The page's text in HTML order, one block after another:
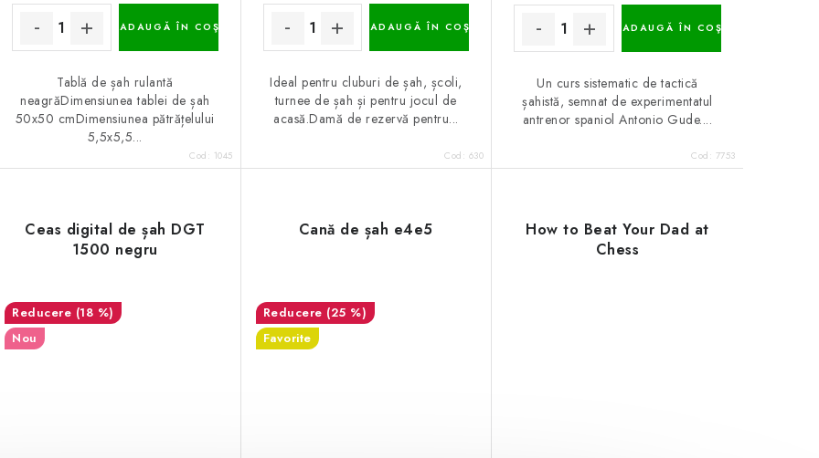
ADAUGĂ ÎN COŞ
Tablă de șah rulantă
neagrăDimensiunea tablei de șah
50x50 cmDimensiunea pătrățelului
5,5x5,5...
Cod: 1045
ADAUGĂ ÎN COŞ
Ideal pentru cluburi de șah, școli,
turnee de șah și pentru jocul de
acasă.Damă de rezervă pentru...
Cod: 630
ADAUGĂ ÎN COŞ
Un curs sistematic de tactică
șahistă, semnat de experimentatul
antrenor spaniol Antonio Gude....
Cod: 7753
Ceas digital de șah DGT
1500 negru
(18 %)
Nou
Cană de șah e4e5
(25 %)
Favorite
How to Beat Your Dad at
Chess